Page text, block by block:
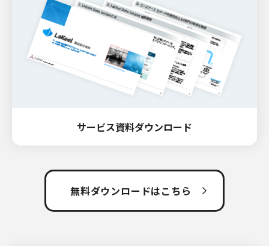
サービス資料ダウンロード
無料ダウンロードはこちら